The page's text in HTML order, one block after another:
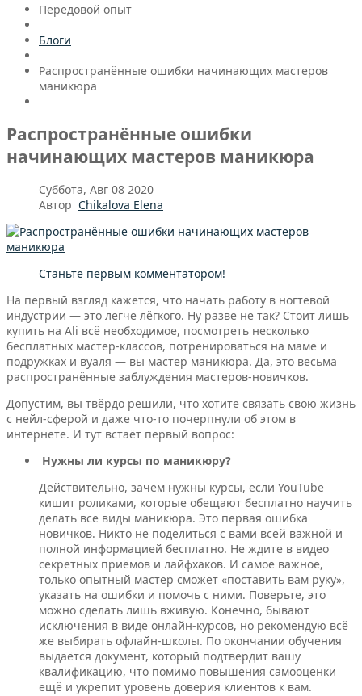
Передовой опыт
Блоги
Распространённые ошибки начинающих мастеров
маникюра
Распространённые ошибки
начинающих мастеров маникюра
Суббота, Авг 08 2020
Автор Chikalova Elena
Станьте первым комментатором!
На первый взгляд кажется, что начать работу в ногтевой
индустрии — это легче лёгкого. Ну разве не так? Стоит лишь
купить на Ali всё необходимое, посмотреть несколько
бесплатных мастер-классов, потренироваться на маме и
подружках и вуаля — вы мастер маникюра. Да, это весьма
распространённые заблуждения мастеров-новичков.
Допустим, вы твёрдо решили, что хотите связать свою жизнь
с нейл-сферой и даже что-то почерпнули об этом в
интернете. И тут встаёт первый вопрос:
Нужны ли курсы по маникюру?
Действительно, зачем нужны курсы, если YouTube
кишит роликами, которые обещают бесплатно научить
делать все виды маникюра. Это первая ошибка
новичков. Никто не поделиться с вами всей важной и
полной информацией бесплатно. Не ждите в видео
секретных приёмов и лайфхаков. И самое важное,
только опытный мастер сможет «поставить вам руку»,
указать на ошибки и помочь с ними. Поверьте, это
можно сделать лишь вживую. Конечно, бывают
исключения в виде онлайн-курсов, но рекомендую всё
же выбирать офлайн-школы. По окончании обучения
выдаётся документ, который подтвердит вашу
квалификацию, что помимо повышения самооценки
ещё и укрепит уровень доверия клиентов к вам.